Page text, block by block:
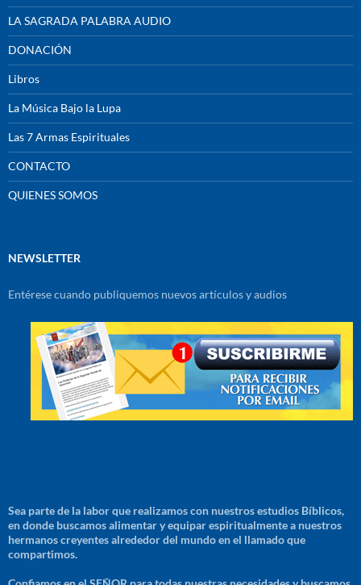
LA SAGRADA PALABRA AUDIO
DONACIÓN
Libros
La Música Bajo la Lupa
Las 7 Armas Espirituales
CONTACTO
QUIENES SOMOS
NEWSLETTER
Entérese cuando publiquemos nuevos artículos y audios
Sea parte de la labor que realizamos con nuestros estudios Bíblicos,
en donde buscamos alimentar y equipar espiritualmente a nuestros
hermanos creyentes alrededor del mundo en el llamado que
compartimos.